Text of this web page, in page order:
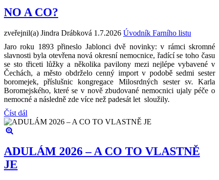
NO A CO?
zveřejnil(a) Jindra Drábková 1.7.2026 Úvodník Farního listu
Jaro roku 1893 přineslo Jablonci dvě novinky: v rámci skromné
slavnosti byla otevřena nová okresní nemocnice, řadící se toho času
se sto třiceti lůžky a několika pavilony mezi nejlépe vybavené v
Čechách, a město obdrželo cenný import v podobě sedmi sester
boromejek, příslušnic kongregace Milosrdných sester sv. Karla
Boromejského, které se v nově zbudované nemocnici ujaly péče o
nemocné a následně zde více než padesát let sloužily.
Číst dál
ADULÁM 2026 – A CO TO VLASTNĚ
JE